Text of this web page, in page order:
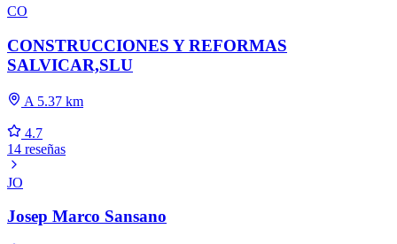
CO
CONSTRUCCIONES Y REFORMAS
SALVICAR,SLU
A 5.37 km
4.7
14 reseñas
JO
Josep Marco Sansano